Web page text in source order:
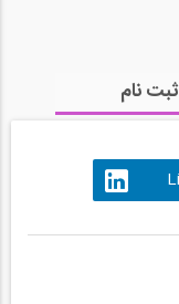
ثبت نام